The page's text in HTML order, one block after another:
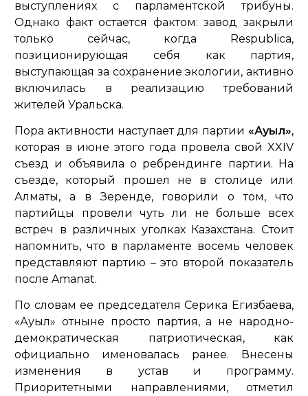
выступлениях с парламентской трибуны.
Однако факт остается фактом: завод закрыли
только сейчас, когда Respublica,
позиционирующая себя как партия,
выступающая за сохранение экологии, активно
включилась в реализацию требований
жителей Уральска.
Пора активности наступает для партии «Ауыл»,
которая в июне этого года провела свой XXIV
съезд и объявила о ребрендинге партии. На
съезде, который прошел не в столице или
Алматы, а в Зеренде, говорили о том, что
партийцы провели чуть ли не больше всех
встреч в различных уголках Казахстана. Стоит
напомнить, что в парламенте восемь человек
представляют партию – это второй показатель
после Amanat.
По словам ее председателя Серика Егизбаева,
«Ауыл» отныне просто партия, а не народно-
демократическая патриотическая, как
официально именовалась ранее. Внесены
изменения в устав и программу.
Приоритетными направлениями, отметил